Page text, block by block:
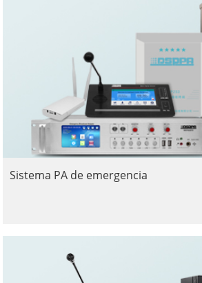
Sistema PA de emergencia